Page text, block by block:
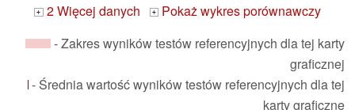
+ 2 Więcej danych +
Pokaż wykres porównawczy
- Zakres wyników testów referencyjnych dla tej karty
graficznej
- Średnia wartość wyników testów referencyjnych dla tej
karty graficzne